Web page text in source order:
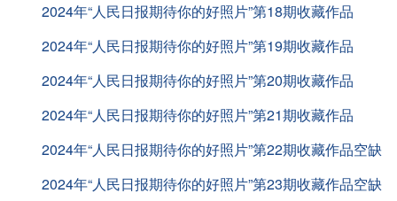
2024年“人民日报期待你的好照片”第18期收藏作品
2024年“人民日报期待你的好照片”第19期收藏作品
2024年“人民日报期待你的好照片”第20期收藏作品
2024年“人民日报期待你的好照片”第21期收藏作品
2024年“人民日报期待你的好照片”第22期收藏作品空缺
2024年“人民日报期待你的好照片”第23期收藏作品空缺